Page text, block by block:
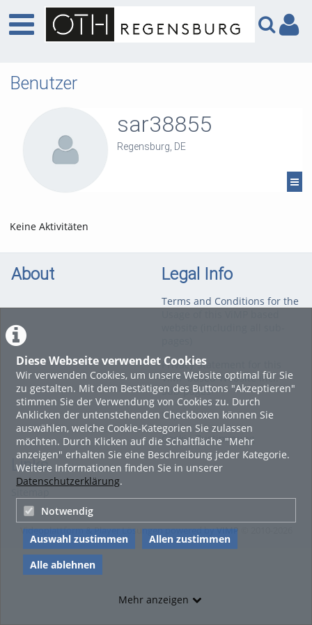
Diese Webseite verwendet Cookies
Wir verwenden Cookies, um unsere Website optimal für Sie
zu gestalten. Mit dem Bestätigen des Buttons "Akzeptieren"
stimmen Sie der Verwendung von Cookies zu. Durch
Anklicken der untenstehenden Checkboxen können Sie
auswählen, welche Cookie-Kategorien Sie zulassen
möchten. Durch Klicken auf die Schaltfläche "Mehr
anzeigen" erhalten Sie eine Beschreibung jeder Kategorie.
Weitere Informationen finden Sie in unserer
Datenschutzerklärung.
Notwendig
Auswahl zustimmen
Allen zustimmen
Alle ablehnen
Mehr anzeigen
Benutzer
sar38855
Regensburg, DE
Keine Aktivitäten
About Legal Info
Terms and Conditions for the
Privacy Statement for this
ViMP based Website incl.
Sub-pages
Imprint
Cookie-Zustimmung
Links
Videoplattform & Player Lösungen powered byVIMP